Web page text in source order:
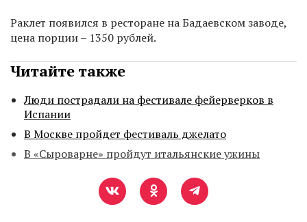
Раклет появился в ресторане на Бадаевском заводе,
цена порции – 1350 рублей.
Читайте также
Люди пострадали на фестивале фейерверков в
Испании
В Москве пройдет фестиваль джелато
В «Сыроварне» пройдут итальянские ужины